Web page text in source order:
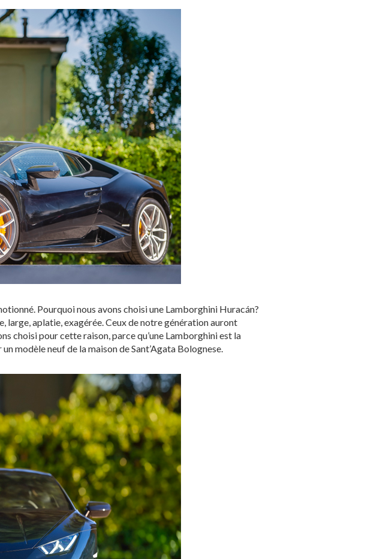
Pourquoi nous avons choisi une Lamborghini Huracán?
large, aplatie, exagérée. Ceux de notre génération auront
choisi pour cette raison, parce qu’une Lamborghini est la
modèle neuf de la maison de Sant’Agata Bolognese.